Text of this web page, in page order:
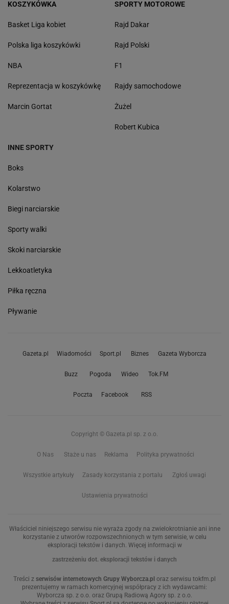
KOSZYKÓWKA
Basket Liga kobiet
Polska liga koszykówki
NBA
Reprezentacja w koszykówkę
Marcin Gortat
SPORTY MOTOROWE
Rajd Dakar
Rajd Polski
F1
Rajdy samochodowe
Żużel
Robert Kubica
INNE SPORTY
Boks
Kolarstwo
Biegi narciarskie
Sporty walki
Skoki narciarskie
Lekkoatletyka
Piłka ręczna
Pływanie
Gazeta.pl Wiadomości Sport.pl Biznes Gazeta Wyborcza
Buzz Pogoda Wideo Tok.FM
Poczta Facebook RSS
Copyright © Gazeta.pl sp. z o.o.
O Nas Staże u nas Reklama Polityka prywatności
Wszystkie artykuły Zasady korzystania z portalu Zgłoś uwagi
Ustawienia prywatności
Właściciel niniejszego serwisu nie wyraża zgody na zwielokrotnianie ani inne
korzystanie z utworów rozpowszechnionych w tym serwisie, w celu
eksploracji tekstów i danych. Więcej informacji w
zastrzeżeniu dot. eksploracji tekstów i danych
Treści z serwisów internetowych Grupy Wyborcza.pl oraz serwisu tokfm.pl
prezentujemy w ramach komercyjnej współpracy z ich wydawcami:
Wyborcza sp. z o.o. oraz Grupą Radiową Agory sp. z o.o.